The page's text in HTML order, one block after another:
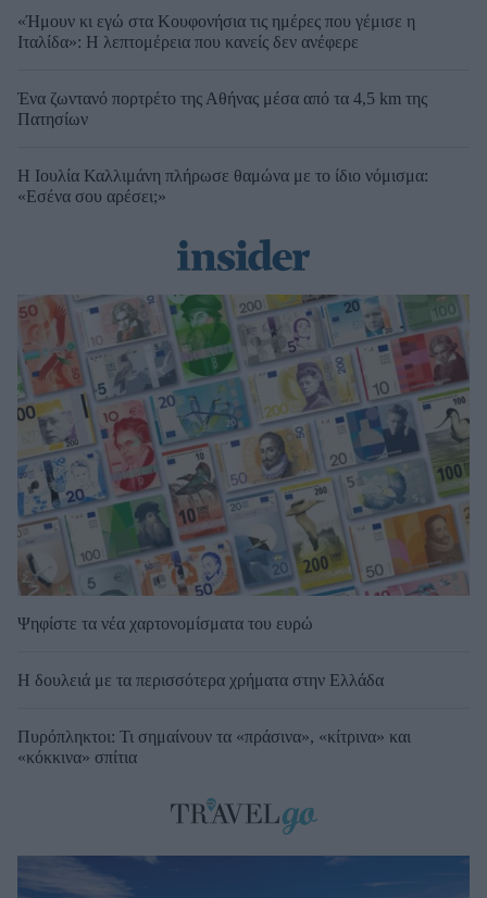
«Ήμουν κι εγώ στα Κουφονήσια τις ημέρες που γέμισε η
Ιταλίδα»: Η λεπτομέρεια που κανείς δεν ανέφερε
Ένα ζωντανό πορτρέτο της Αθήνας μέσα από τα 4,5 km της
Πατησίων
Η Ιουλία Καλλιμάνη πλήρωσε θαμώνα με το ίδιο νόμισμα:
«Εσένα σου αρέσει;»
Ψηφίστε τα νέα χαρτονομίσματα του ευρώ
Η δουλειά με τα περισσότερα χρήματα στην Ελλάδα
Πυρόπληκτοι: Τι σημαίνουν τα «πράσινα», «κίτρινα» και
«κόκκινα» σπίτια